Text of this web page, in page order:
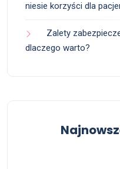
niesie korzyści dla
Zalety
dlaczego warto?